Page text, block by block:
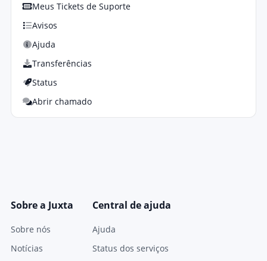
Meus Tickets de Suporte
Avisos
Ajuda
Transferências
Status
Abrir chamado
Sobre a Juxta
Sobre nós
Notícias
Central de ajuda
Ajuda
Status dos serviços